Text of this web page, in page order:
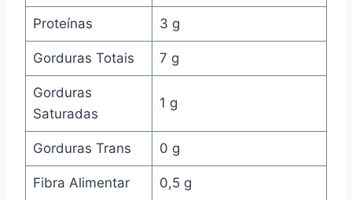
Proteínas 3 g
Gorduras Totais 7 g
Gorduras
Saturadas
1 g
Gorduras Trans 0 g
Fibra Alimentar 0,5 g